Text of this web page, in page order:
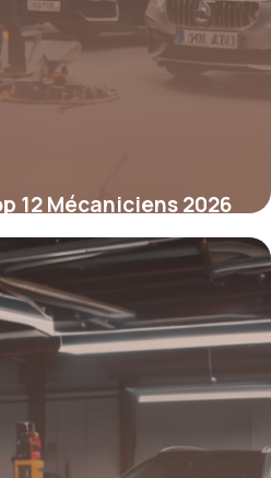
12 Mécaniciens 2026